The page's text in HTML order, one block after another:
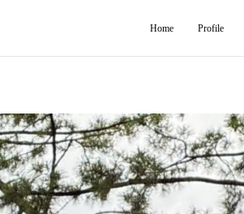
Home Profile